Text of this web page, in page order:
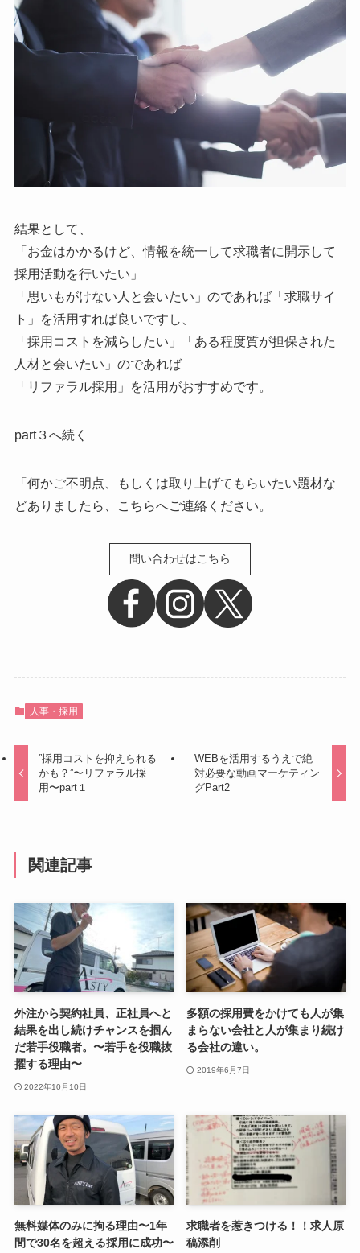
結果として、
「お金はかかるけど、情報を統一して求職者に開示して
採用活動を行いたい」
「思いもがけない人と会いたい」のであれば「求職サイ
ト」を活用すれば良いですし、
「採用コストを減らしたい」「ある程度質が担保された
人材と会いたい」のであれば
「リファラル採用」を活用がおすすめです。
part３へ続く
「何かご不明点、もしくは取り上げてもらいたい題材な
どありましたら、こちらへご連絡ください。
問い合わせはこちら
人事・採用
”採用コストを抑えられる
かも？”〜リファラル採
用〜part１
WEBを活用するうえで絶
対必要な動画マーケティン
グPart2
関連記事
外注から契約社員、正社員へと
結果を出し続けチャンスを掴ん
だ若手役職者。〜若手を役職抜
擢する理由〜
2022年10月10日
多額の採用費をかけても人が集
まらない会社と人が集まり続け
る会社の違い。
2019年6月7日
無料媒体のみに拘る理由〜1年
間で30名を超える採用に成功〜
求職者を惹きつける！！求人原
稿添削